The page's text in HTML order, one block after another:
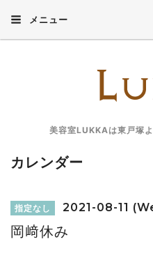
メニュー
美容室LUKKAは東戸塚
カレンダー
指定なし 2021-08-11
岡﨑休み